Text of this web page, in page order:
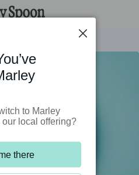
to Marley
local offering?
there